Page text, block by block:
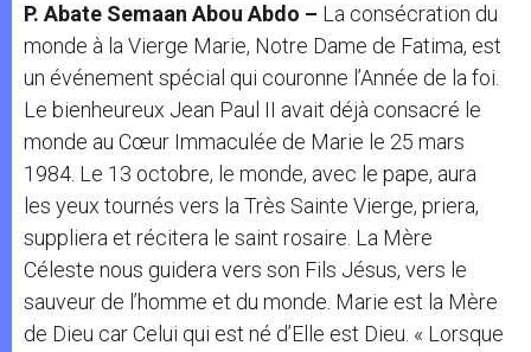
P. Abate Semaan Abou Abdo – La consécration du
monde à la Vierge Marie, Notre Dame de Fatima, est
un événement spécial qui couronne l’Année de la foi.
Le bienheureux Jean Paul II avait déjà consacré le
monde au Cœur Immaculée de Marie le 25 mars
1984. Le 13 octobre, le monde, avec le pape, aura
les yeux tournés vers la Très Sainte Vierge, priera,
suppliera et récitera le saint rosaire. La Mère
Céleste nous guidera vers son Fils Jésus, vers le
sauveur de l’homme et du monde. Marie est la Mère
de Dieu car Celui qui est né d’Elle est Dieu. « Lorsque